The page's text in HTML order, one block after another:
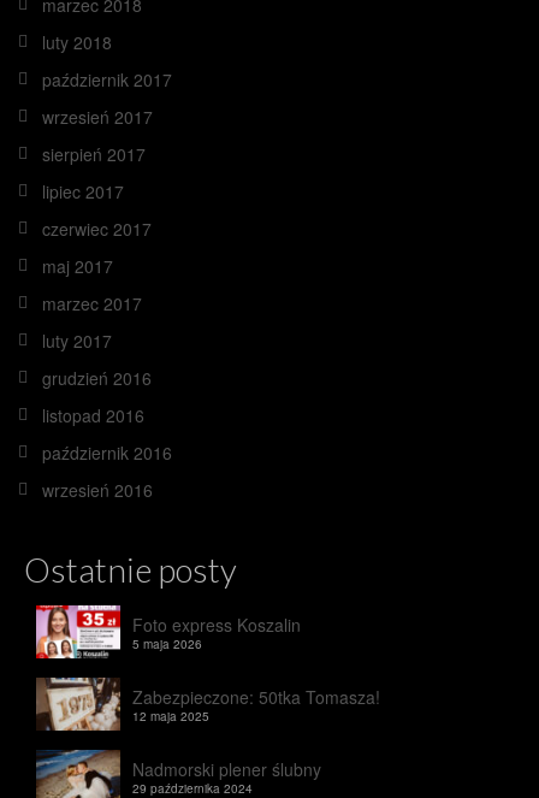
marzec 2018
luty 2018
październik 2017
wrzesień 2017
sierpień 2017
lipiec 2017
czerwiec 2017
maj 2017
marzec 2017
luty 2017
grudzień 2016
listopad 2016
październik 2016
wrzesień 2016
Ostatnie posty
Foto express Koszalin
5 maja 2026
Zabezpieczone: 50tka Tomasza!
12 maja 2025
Nadmorski plener ślubny
29 października 2024